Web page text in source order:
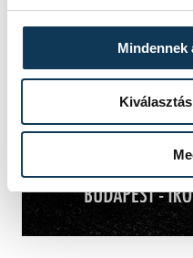
Mindennek